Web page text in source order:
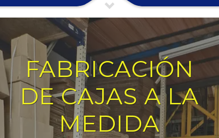
FABRICACIÓN
DE CAJAS A LA
MEDIDA